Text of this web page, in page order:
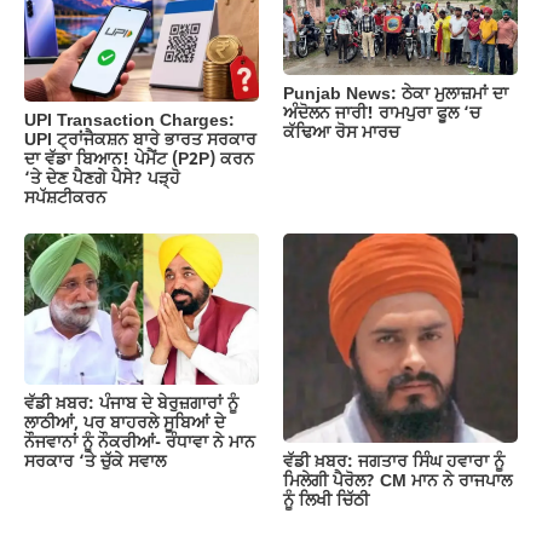
UPI Transaction Charges:
UPI ਟ੍ਰਾਂਜੈਕਸ਼ਨ ਬਾਰੇ ਭਾਰਤ ਸਰਕਾਰ
ਦਾ ਵੱਡਾ ਬਿਆਨ! ਪੇਮੈਂਟ (P2P) ਕਰਨ
‘ਤੇ ਦੇਣ ਪੈਣਗੇ ਪੈਸੇ? ਪੜ੍ਹੋ
ਸਪੱਸ਼ਟੀਕਰਨ
Punjab News: ਠੇਕਾ ਮੁਲਾਜ਼ਮਾਂ ਦਾ
ਅੰਦੋਲਨ ਜਾਰੀ! ਰਾਮਪੁਰਾ ਫੂਲ ‘ਚ
ਕੱਢਿਆ ਰੋਸ ਮਾਰਚ
ਵੱਡੀ ਖ਼ਬਰ: ਪੰਜਾਬ ਦੇ ਬੇਰੁਜ਼ਗਾਰਾਂ ਨੂੰ
ਲਾਠੀਆਂ, ਪਰ ਬਾਹਰਲੇ ਸੂਬਿਆਂ ਦੇ
ਨੌਜਵਾਨਾਂ ਨੂੰ ਨੌਕਰੀਆਂ- ਰੰਧਾਵਾ ਨੇ ਮਾਨ
ਸਰਕਾਰ ‘ਤੇ ਚੁੱਕੇ ਸਵਾਲ
ਵੱਡੀ ਖ਼ਬਰ: ਜਗਤਾਰ ਸਿੰਘ ਹਵਾਰਾ ਨੂੰ
ਮਿਲੇਗੀ ਪੈਰੋਲ? CM ਮਾਨ ਨੇ ਰਾਜਪਾਲ
ਨੂੰ ਲਿਖੀ ਚਿੱਠੀ